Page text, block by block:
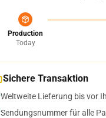
Production
Today
Sichere Transaktion
Weltweite Lieferung bis vor
Sendungsnummer für alle